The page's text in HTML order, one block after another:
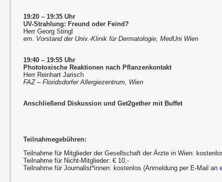
19:20 – 19:35 Uhr
UV-Strahlung: Freund oder Feind?
Herr Georg Stingl
em. Vorstand der Univ.-Klinik für Dermatologie, MedUni Wien
19:40 – 19:55 Uhr
Phototoxische Reaktionen nach Pflanzenkontakt
Herr Reinhart Jarisch
FAZ – Floridsdorfer Allergiezentrum, Wien
Anschließend Diskussion und Get2gether mit Buffet
Teilnahmegebühren:
Teilnahme für Mitglieder der Gesellschaft der Ärzte in Wien:
Teilnahme für Nicht-Mitglieder: € 10,-
Teilnahme für Journalist*innen: kostenlos (Anmeldung per E-Mail an